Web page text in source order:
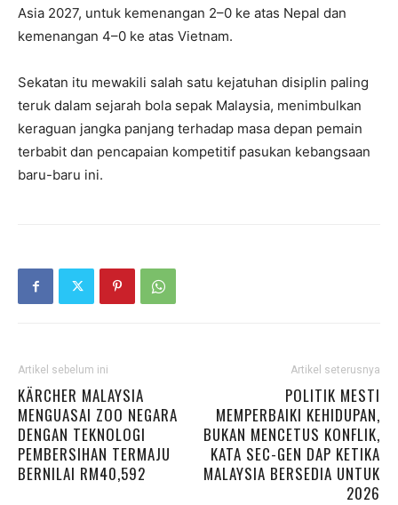
Asia 2027, untuk kemenangan 2–0 ke atas Nepal dan
kemenangan 4–0 ke atas Vietnam.
Sekatan itu mewakili salah satu kejatuhan disiplin paling
teruk dalam sejarah bola sepak Malaysia, menimbulkan
keraguan jangka panjang terhadap masa depan pemain
terbabit dan pencapaian kompetitif pasukan kebangsaan
baru-baru ini.
Artikel sebelum ini
KÄRCHER MALAYSIA
MENGUASAI ZOO NEGARA
DENGAN TEKNOLOGI
PEMBERSIHAN TERMAJU
BERNILAI RM40,592
Artikel seterusnya
POLITIK MESTI
MEMPERBAIKI KEHIDUPAN,
BUKAN MENCETUS KONFLIK,
KATA SEC-GEN DAP KETIKA
MALAYSIA BERSEDIA UNTUK
2026